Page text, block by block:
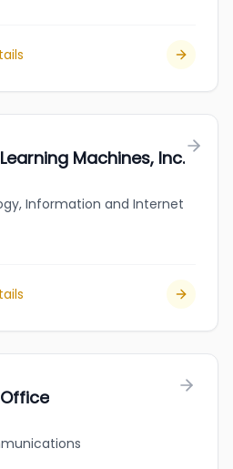
Machines, Inc.
Information and Internet